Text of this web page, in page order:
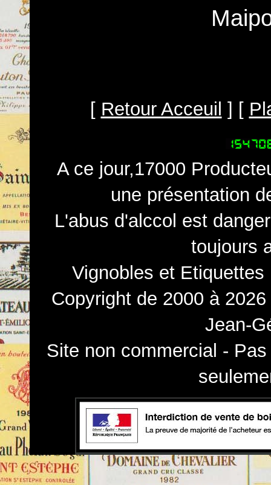
[ Retour Acceuil ] [
A ce jour,17000
une présentation
L'abus d'alccol est
toujours
Vignobles et
Copyright de 2000 à
Jean-
Site non commercial -